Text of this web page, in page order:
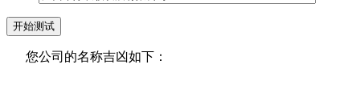
您公司的名称吉凶如下：